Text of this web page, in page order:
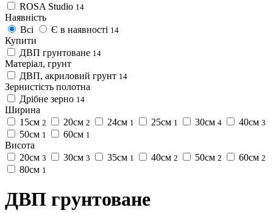
ROSA Studio 14
Наявність
Всі
Є в наявності 14
Купити
ДВП грунтоване 14
Матеріал, грунт
ДВП, акриловий грунт 14
Зернистість полотна
Дрібне зерно 14
Ширина
15см 2 20см 2 24см 1 25см 1 30см 4 40см 3
50см 1 60см 1
Висота
20см 3 30см 3 35см 1 40см 2 50см 2 60см 2
80см 1
ДВП грунтоване